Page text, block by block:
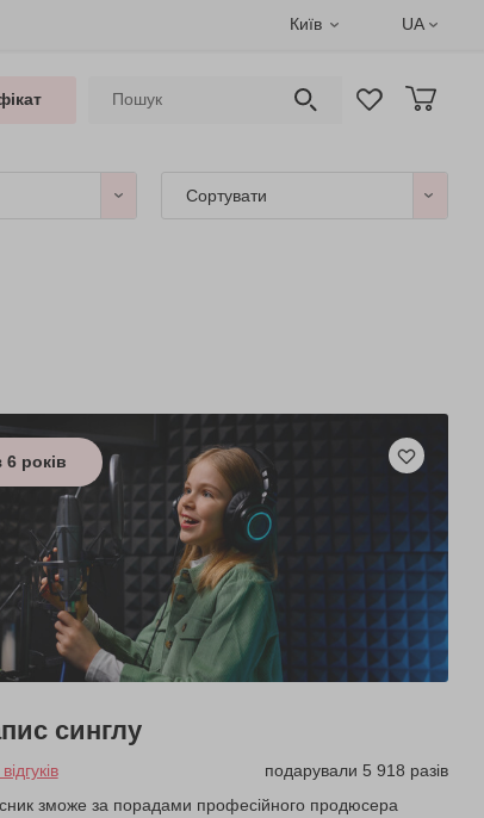
Київ UA
Сортувати
6 років
синглу
подарували 5 918 разів
зможе за порадами професійного продюсера